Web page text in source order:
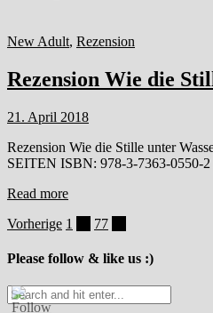
New Adult, Rezension
Rezension Wie die
21. April 2018
Rezension Wie die Stille unter
SEITEN ISBN: 978-3-7363-
Read more
Beitragsnavigation
Vorherige 1 77
Please follow & like us :)